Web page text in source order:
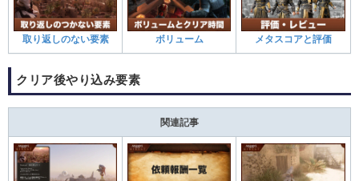
取り返しのない要素 ボリューム メタスコアと評価
クリア後やり込み要素
関連記事